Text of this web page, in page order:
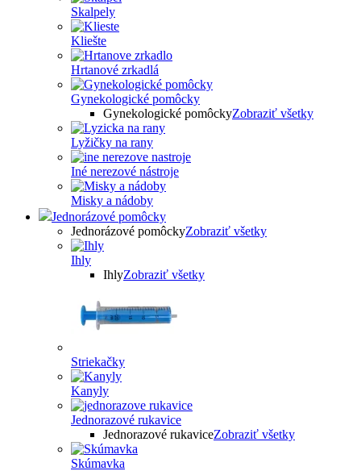
Skalpely
Kliešte
Hrtanové zrkadlá
Gynekologické pomôcky
Gynekologické pomôckyZobraziť všetky
Lyžičky na rany
Iné nerezové nástroje
Misky a nádoby
Jednorázové pomôcky
Jednorázové pomôckyZobraziť všetky
Ihly
IhlyZobraziť všetky
Striekačky
Kanyly
Jednorazové rukavice
Jednorazové rukaviceZobraziť všetky
Skúmavka